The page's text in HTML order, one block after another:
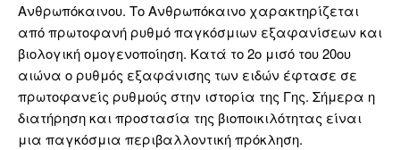
Ανθρωπόκαινου. Το Ανθρωπόκαινο χαρακτηρίζεται
από πρωτοφανή ρυθμό παγκόσμιων εξαφανίσεων και
βιολογική ομογενοποίηση. Κατά το 2ο μισό του 20ου
αιώνα ο ρυθμός εξαφάνισης των ειδών έφτασε σε
πρωτοφανείς ρυθμούς στην ιστορία της Γης. Σήμερα η
διατήρηση και προστασία της βιοποικιλότητας είναι
μια παγκόσμια περιβαλλοντική πρόκληση.